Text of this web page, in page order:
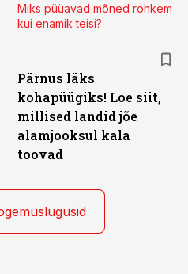
Miks püüavad mõned rohkem
kui enamik teisi?
Pärnus läks
kohapüügiks! Loe siit,
millised landid jõe
alamjooksul kala
toovad